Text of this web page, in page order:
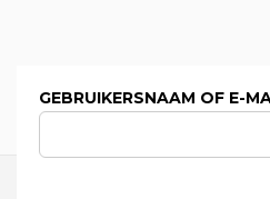
GEBRUIKERSNAAM OF E-